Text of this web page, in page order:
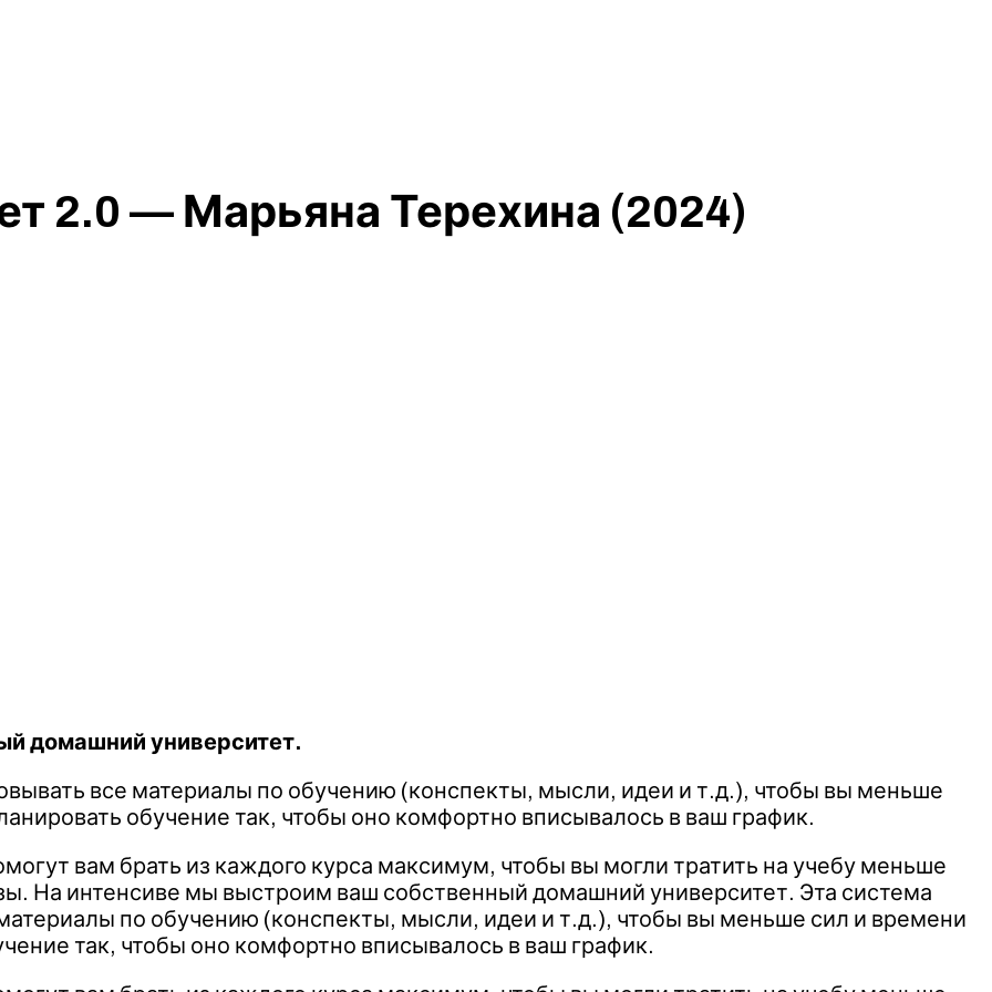
2.0 — Марьяна Терехина (2024)
домашний университет.
все материалы по обучению (конспекты, мысли, идеи и т.д.), чтобы вы меньше
обучение так, чтобы оно комфортно вписывалось в ваш график.
вам брать из каждого курса максимум, чтобы вы могли тратить на учебу меньше
На интенсиве мы выстроим ваш собственный домашний университет. Эта система
по обучению (конспекты, мысли, идеи и т.д.), чтобы вы меньше сил и времени
так, чтобы оно комфортно вписывалось в ваш график.